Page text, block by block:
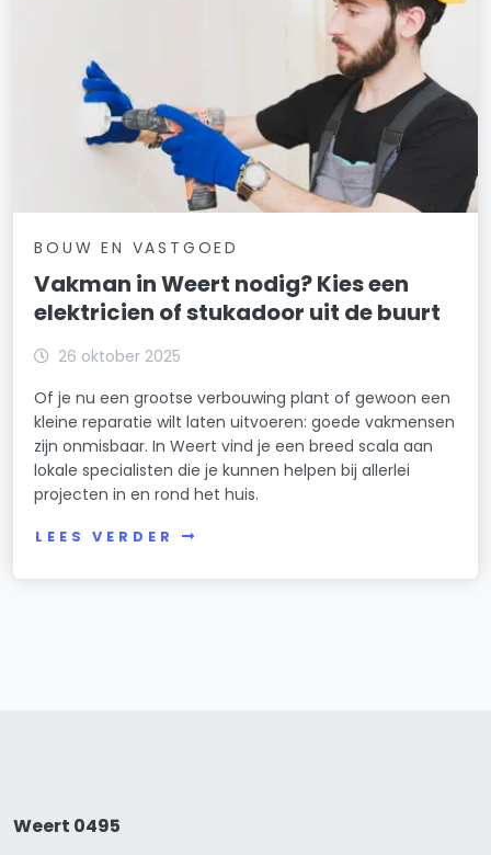
BOUW EN VASTGOED
Vakman in Weert nodig? Kies een
elektricien of stukadoor uit de buurt
26 oktober 2025
Of je nu een grootse verbouwing plant of gewoon een
kleine reparatie wilt laten uitvoeren: goede vakmensen
zijn onmisbaar. In Weert vind je een breed scala aan
lokale specialisten die je kunnen helpen bij allerlei
projecten in en rond het huis.
LEES VERDER
Weert 0495